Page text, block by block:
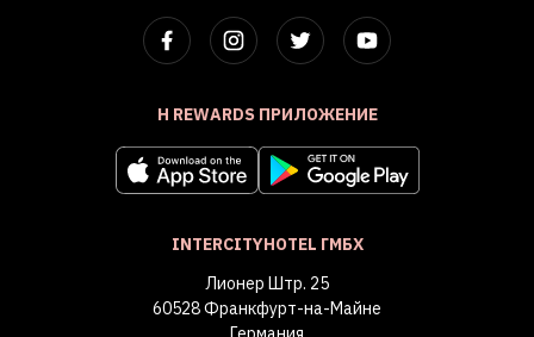
H REWARDS ПРИЛОЖЕНИЕ
INTERCITYHOTEL ГМБХ
Лионер Штр. 25
60528 Франкфурт-на-Майне